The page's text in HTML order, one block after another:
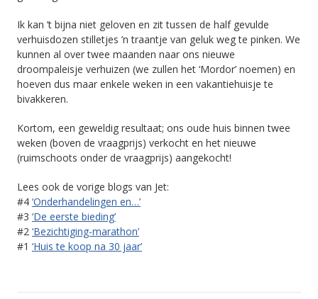
Ik kan ’t bijna niet geloven en zit tussen de half gevulde
verhuisdozen stilletjes ’n traantje van geluk weg te pinken. We
kunnen al over twee maanden naar ons nieuwe
droompaleisje verhuizen (we zullen het ‘Mordor’ noemen) en
hoeven dus maar enkele weken in een vakantiehuisje te
bivakkeren.
Kortom, een geweldig resultaat; ons oude huis binnen twee
weken (boven de vraagprijs) verkocht en het nieuwe
(ruimschoots onder de vraagprijs) aangekocht!
Lees ook de vorige blogs van Jet:
#4 ‘Onderhandelingen en…’
#3 ‘De eerste bieding’
#2 ‘Bezichtiging-marathon’
#1 ‘Huis te koop na 30 jaar’